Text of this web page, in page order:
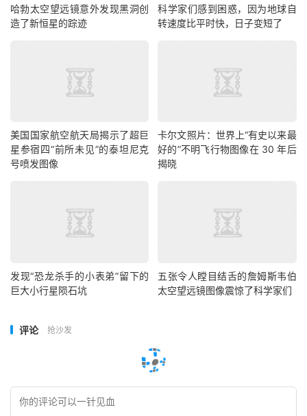
哈勃太空望远镜意外发现黑洞创
造了新恒星的踪迹
科学家们感到困惑，因为地球自
转速度比平时快，日子变短了
美国国家航空航天局揭示了超巨
星参宿四“前所未见”的泰坦尼克
号喷发图像
卡尔文照片：世界上“有史以来最
好的”不明飞行物图像在 30 年后
揭晓
发现“恐龙杀手的小表弟”留下的
巨大小行星陨石坑
五张令人瞠目结舌的詹姆斯韦伯
太空望远镜图像震惊了科学家们
评论 抢沙发